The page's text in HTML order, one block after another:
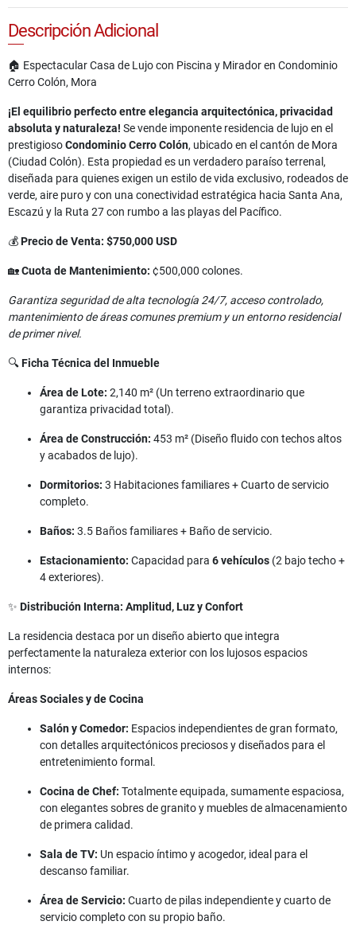
Descripción Adicional
🏠 Espectacular Casa de Lujo con Piscina y Mirador en Condominio
Cerro Colón, Mora
¡El equilibrio perfecto entre elegancia arquitectónica, privacidad
absoluta y naturaleza! Se vende imponente residencia de lujo en el
prestigiosoCondominio Cerro Colón, ubicado en el cantón de Mora
(Ciudad Colón). Esta propiedad es un verdadero paraíso terrenal,
diseñada para quienes exigen un estilo de vida exclusivo, rodeados de
verde, aire puro y con una conectividad estratégica hacia Santa Ana,
Escazú y la Ruta 27 con rumbo a las playas del Pacífico.
💰Precio de Venta: $750,000 USD
🏡Cuota de Mantenimiento: ¢500,000 colones.
Garantiza seguridad de alta tecnología 24/7, acceso controlado,
mantenimiento de áreas comunes premium y un entorno residencial
de primer nivel.
🔍Ficha Técnica del Inmueble
Área de Lote: 2,140 m² (Un terreno extraordinario que
garantiza privacidad total).
Área de Construcción: 453 m² (Diseño fluido con techos altos
y acabados de lujo).
Dormitorios: 3 Habitaciones familiares + Cuarto de servicio
completo.
Baños: 3.5 Baños familiares + Baño de servicio.
Estacionamiento: Capacidad para 6 vehículos (2 bajo techo +
4 exteriores).
✨ Distribución Interna: Amplitud, Luz y Confort
La residencia destaca por un diseño abierto que integra
perfectamente la naturaleza exterior con los lujosos espacios
internos:
Áreas Sociales y de Cocina
Salón y Comedor: Espacios independientes de gran formato,
con detalles arquitectónicos preciosos y diseñados para el
entretenimiento formal.
Cocina de Chef: Totalmente equipada, sumamente espaciosa,
con elegantes sobres de granito y muebles de almacenamiento
de primera calidad.
Sala de TV: Un espacio íntimo y acogedor, ideal para el
descanso familiar.
Área de Servicio: Cuarto de pilas independiente y cuarto de
servicio completo con su propio baño.